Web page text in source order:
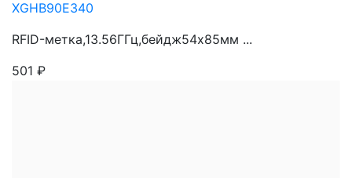
XGHB90E340
RFID-метка,13.56ГГц,бейдж54х85мм ...
501 ₽